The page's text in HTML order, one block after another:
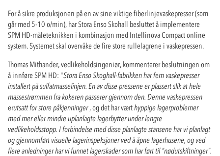
For å sikre produksjonen på en av sine viktige fiberlinjevaskepresser (som
går med 5-10 o/min), har Stora Enso Skohall besluttet å implementere
SPM HD-måleteknikken i kombinasjon med Intellinova Compact online
system. Systemet skal overvåke de fire store rullelagrene i vaskepressen.
Thomas Mithander, vedlikeholdsingeniør, kommenterer beslutningen om
å innføre SPM HD: "Stora Enso Skoghall-fabrikken har fem vaskepresser
installert på sulfatmasselinjen. En av disse pressene er plassert slik at hele
massestrømmen fra kokeren passerer gjennom den. Denne vaskepressen
erutsatt for store påkjenninger, og det har værthyppige lagerproblemer
med mer eller mindre uplanlagte lagerbytter under lengre
vedlikeholdsstopp. I forbindelse med disse planlagte stansene har vi planlagt
og gjennomført visuelle lagerinspeksjoner ved å åpne lagerhusene, og ved
flere anledninger har vi funnet lagerskader som har ført til "nødutskiftninger".